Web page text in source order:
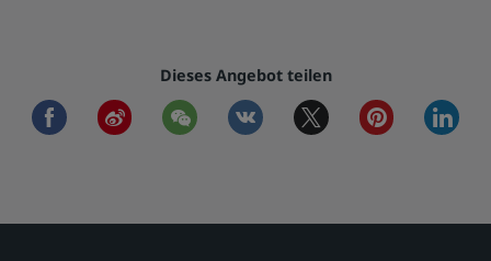
Dieses Angebot teilen
facebookweibo wechat vkontaktetwitter pinterest